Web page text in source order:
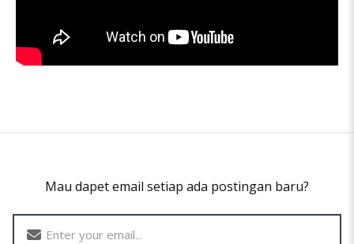
Mau dapet email setiap ada postingan baru?